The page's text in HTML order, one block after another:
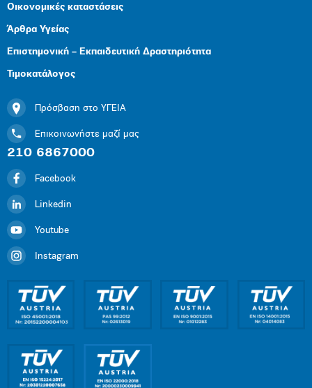
Οικονομικές καταστάσεις
Άρθρα Υγείας
Επιστημονική – Εκπαιδευτική Δραστηριότητα
Τιμοκατάλογος
Πρόσβαση στο ΥΓΕΙΑ
Επικοινωνήστε μαζί μας
210 6867000
Facebook
Linkedin
Youtube
Instagram